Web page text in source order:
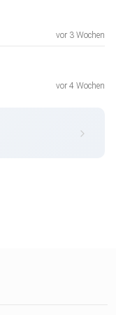
vor 3 Wochen
vor 4 Wochen